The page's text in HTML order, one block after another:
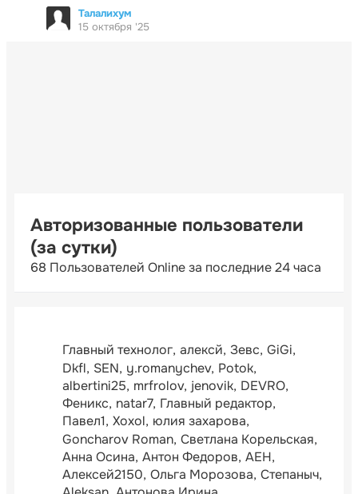
Талалихум
15 октября '25
Авторизованные пользователи
(за сутки)
68 Пользователей Online за последние 24 часа
Главный технолог алексй Зевс GiGi
Dkfl SEN y.romanychev Potok
albertini25 mrfrolov jenovik DEVRO
Феникс natar7 Главный редактор
Павел1 Xoxol юлия захарова
Goncharov Roman Светлана Корельская
Анна Осина Антон Федоров АЕН
Алексей2150 Ольга Морозова Степаныч